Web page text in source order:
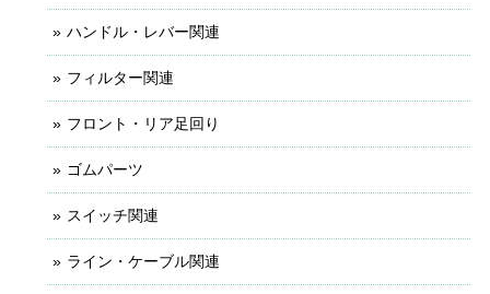
ハンドル・レバー関連
フィルター関連
フロント・リア足回り
ゴムパーツ
スイッチ関連
ライン・ケーブル関連